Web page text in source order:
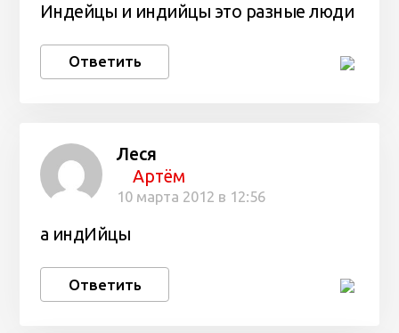
Индейцы и индийцы это разные люди
Ответить
Леся
Артём
10 марта 2012 в 12:56
а индИйцы
Ответить